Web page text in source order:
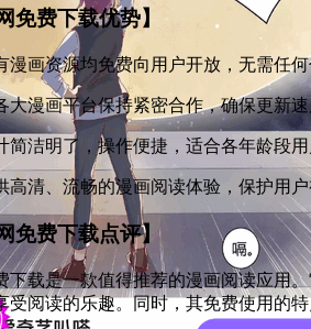
免费下载优势】
漫画资源均免费向用户开放，无需任何
大漫画平台保持紧密合作，确保更新
简洁明了，操作便捷，适合各年龄段
高清、流畅的漫画阅读体验，保护用户
免费下载点评】
下载是一款值得推荐的漫画阅读应用
受阅读的乐趣。同时，其免费使用的